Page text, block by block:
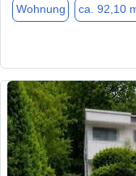
Wohnung ca. 92,10